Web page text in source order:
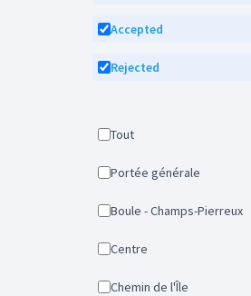
Accepted
Rejected
Tout
Portée générale
Boule - Champs-Pierreux
Centre
Chemin de l'Île